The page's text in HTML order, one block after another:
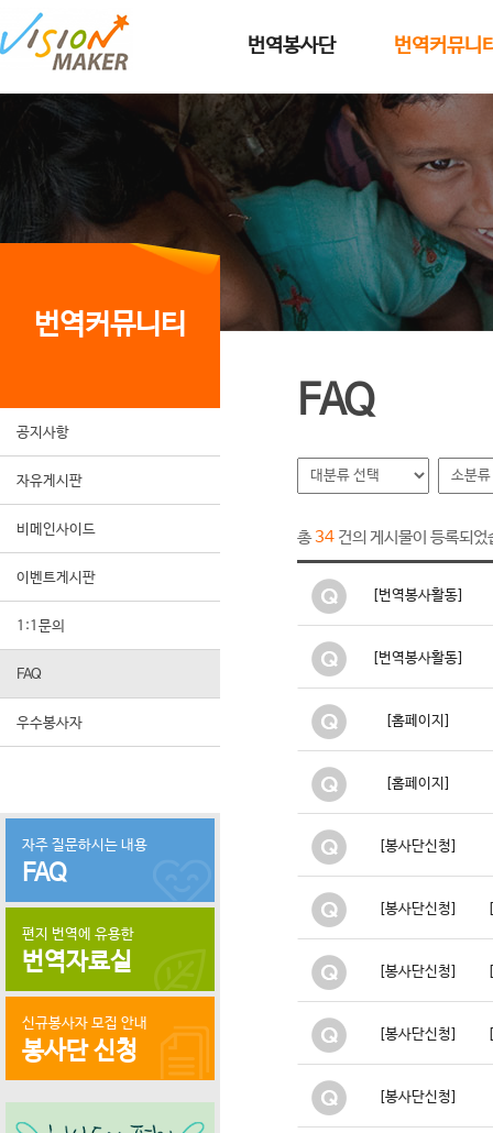
메인메뉴로 이동
메인메뉴 건너뛰고 본문으로 이동
번역봉사단 번역커뮤니
번역커뮤니티
공지사항
자유게시판
비메인사이드
이벤트게시판
1:1문의
FAQ
우수봉사자
자주 질문하시는 내용
FAQ
편지 번역에 유용한
번역자료실
신규봉사자 모집 안내
봉사단 신청
FAQ
총34 건의 게시물이 등록되었
[번역봉사활동]
[번역봉사활동]
[홈페이지]
[홈페이지]
[봉사단신청]
[봉사단신청]
[봉사단신청]
[봉사단신청]
[봉사단신청]